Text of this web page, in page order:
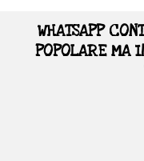
WHATSAPP
POPOLARE MA